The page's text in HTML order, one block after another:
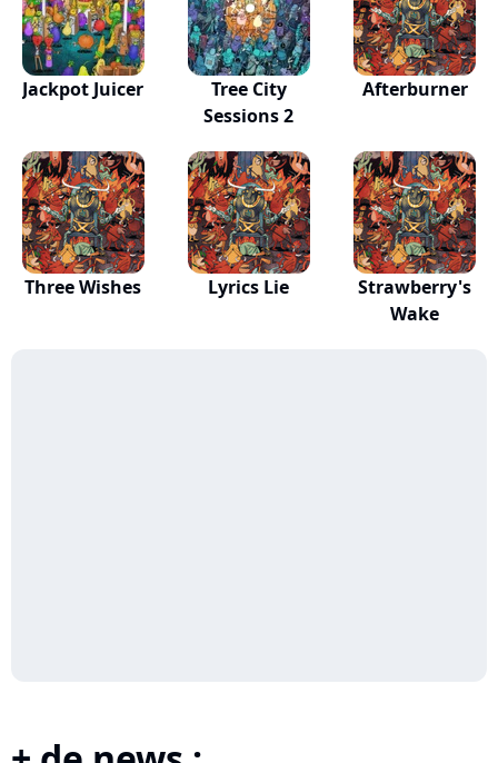
Jackpot Juicer
Tree City
Sessions 2
Afterburner
Three Wishes Lyrics Lie
Strawberry's
Wake